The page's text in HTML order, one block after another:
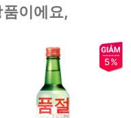
이에요,
5%
품절